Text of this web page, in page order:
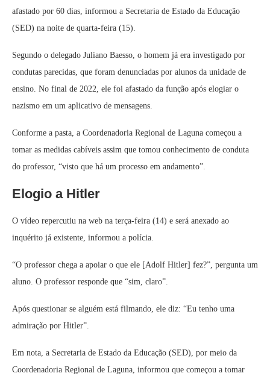
afastado por 60 dias, informou a Secretaria de Estado da Educação
(SED) na noite de quarta-feira (15).
Segundo o delegado Juliano Baesso, o homem já era investigado por
condutas parecidas, que foram denunciadas por alunos da unidade de
ensino. No final de 2022, ele foi afastado da função após elogiar o
nazismo em um aplicativo de mensagens.
Conforme a pasta, a Coordenadoria Regional de Laguna começou a
tomar as medidas cabíveis assim que tomou conhecimento de conduta
do professor, “visto que há um processo em andamento”.
Elogio a Hitler
O vídeo repercutiu na web na terça-feira (14) e será anexado ao
inquérito já existente, informou a polícia.
“O professor chega a apoiar o que ele [Adolf Hitler] fez?”, pergunta um
aluno. O professor responde que “sim, claro”.
Após questionar se alguém está filmando, ele diz: “Eu tenho uma
admiração por Hitler”.
Em nota, a Secretaria de Estado da Educação (SED), por meio da
Coordenadoria Regional de Laguna, informou que começou a tomar